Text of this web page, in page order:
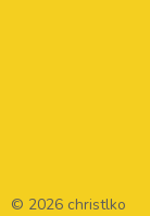
© 2026 christlko